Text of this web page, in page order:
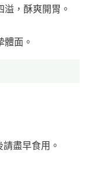
，酥爽開胃。
面。
盡早食用。